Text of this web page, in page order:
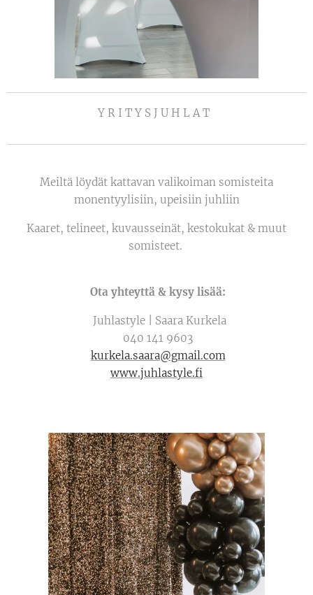
Y R I T Y S J U H L A T
Meiltä löydät kattavan valikoiman somisteita
monentyylisiin, upeisiin juhliin
Kaaret, telineet, kuvausseinät, kestokukat & muut
somisteet.
Ota yhteyttä & kysy lisää:
Juhlastyle | Saara Kurkela
040 141 9603
kurkela.saara@gmail.com
www.juhlastyle.fi